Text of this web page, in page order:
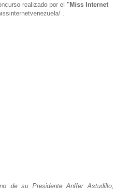
realizado por el "Miss Internet
.
de su Presidente Anffer Astudillo,